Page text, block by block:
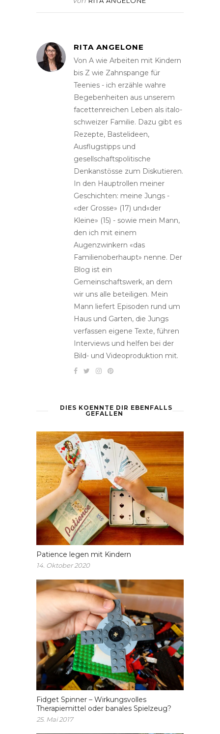
RITA ANGELONE
Von A wie Arbeiten mit Kindern
bis Z wie Zahnspange für
Teenies - ich erzähle wahre
Begebenheiten aus unserem
facettenreichen Leben als italo-
schweizer Familie. Dazu gibt es
Rezepte, Bastelideen,
Ausflugstipps und
gesellschaftspolitische
Denkanstösse zum Diskutieren.
In den Hauptrollen meiner
Geschichten: meine Jungs -
«der Grosse» (17) und«der
Kleine» (15) - sowie mein Mann,
den ich mit einem
Augenzwinkern «das
Familienoberhaupt» nenne. Der
Blog ist ein
Gemeinschaftswerk, an dem
wir uns alle beteiligen. Mein
Mann liefert Episoden rund um
Haus und Garten, die Jungs
verfassen eigene Texte, führen
Interviews und helfen bei der
Bild- und Videoproduktion mit.
DIES KOENNTE DIR EBENFALLS
GEFALLEN
Patience legen mit Kindern
14. Oktober 2020
Fidget Spinner – Wirkungsvolles
Therapiemittel oder banales Spielzeug?
25. Mai 2017